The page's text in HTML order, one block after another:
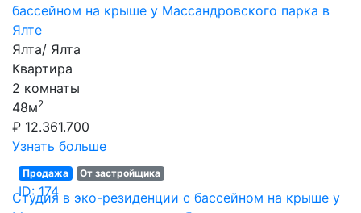
бассейном на крыше у Массандровского парка в
Ялте
Ялта/ Ялта
Квартира
2 комнаты
48м2
₽ 12.361.700
Узнать больше
Продажа От застройщика
ID: 174
Студия в эко-резиденции с бассейном на крыше у